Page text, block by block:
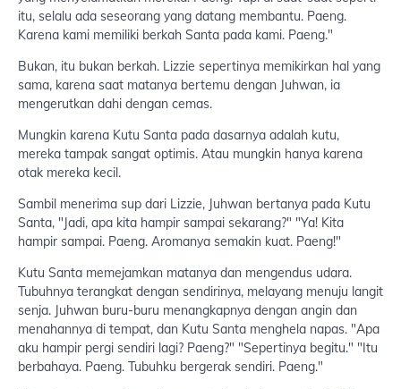
itu, selalu ada seseorang yang datang membantu. Paeng.
Karena kami memiliki berkah Santa pada kami. Paeng."
Bukan, itu bukan berkah. Lizzie sepertinya memikirkan hal yang
sama, karena saat matanya bertemu dengan Juhwan, ia
mengerutkan dahi dengan cemas.
Mungkin karena Kutu Santa pada dasarnya adalah kutu,
mereka tampak sangat optimis. Atau mungkin hanya karena
otak mereka kecil.
Sambil menerima sup dari Lizzie, Juhwan bertanya pada Kutu
Santa, "Jadi, apa kita hampir sampai sekarang?" "Ya! Kita
hampir sampai. Paeng. Aromanya semakin kuat. Paeng!"
Kutu Santa memejamkan matanya dan mengendus udara.
Tubuhnya terangkat dengan sendirinya, melayang menuju langit
senja. Juhwan buru-buru menangkapnya dengan angin dan
menahannya di tempat, dan Kutu Santa menghela napas. "Apa
aku hampir pergi sendiri lagi? Paeng?" "Sepertinya begitu." "Itu
berbahaya. Paeng. Tubuhku bergerak sendiri. Paeng."